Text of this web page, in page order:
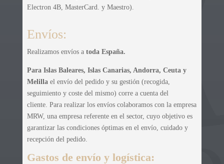
Electron 4B, MasterCard. y Maestro).
Envíos:
Realizamos envíos a toda España.
Para Islas Baleares, Islas Canarias, Andorra, Ceuta y
Melilla el envío del pedido y su gestión (recogida,
seguimiento y coste del mismo) corre a cuenta del
cliente. Para realizar los envíos colaboramos con la empresa
MRW, una empresa referente en el sector, cuyo objetivo es
garantizar las condiciones óptimas en el envío, cuidado y
recepción del pedido.
Gastos de envío y logística: